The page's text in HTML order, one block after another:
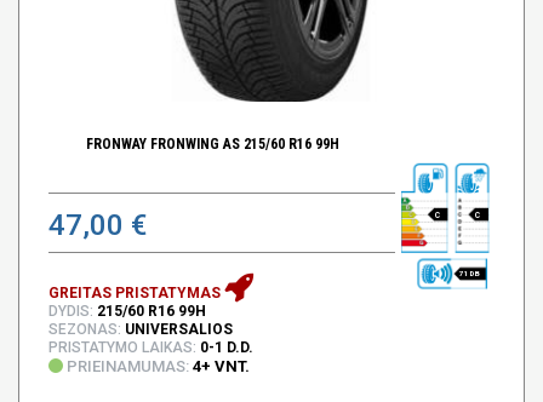
FRONWAY FRONWING AS 215/60 R16 99H
47,00 € C C
71 DB
GREITAS PRISTATYMAS
DYDIS: 215/60 R16 99H
SEZONAS: UNIVERSALIOS
PRISTATYMO LAIKAS: 0-1 D.D.
PRIEINAMUMAS: 4+ VNT.